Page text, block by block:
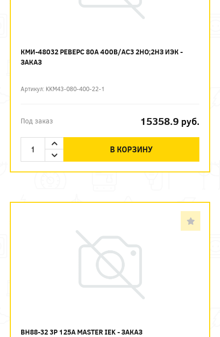
КМИ-48032 РЕВЕРС 80А 400В/АС3 2НО;2НЗ ИЭК -
ЗАКАЗ
Артикул: KKM43-080-400-22-1
Под заказ 15358.9 руб.
В КОРЗИНУ
ВН88-32 3P 125А MASTER IEK - ЗАКАЗ